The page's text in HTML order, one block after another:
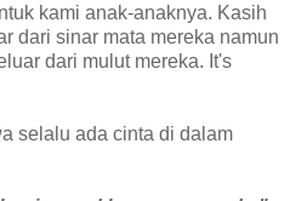
kami anak-anaknya. Kasih
dari sinar mata mereka namun
dari mulut mereka. It's
selalu ada cinta di dalam